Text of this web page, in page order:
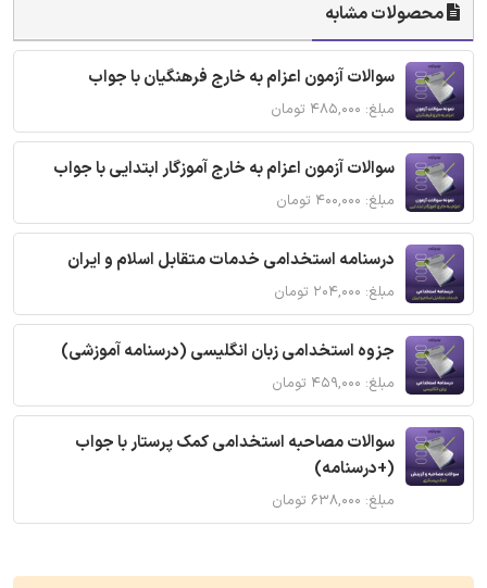
محصولات مشابه
سوالات آزمون اعزام به خارج فرهنگیان با جواب
مبلغ: ۴۸۵,۰۰۰ تومان
سوالات آزمون اعزام به خارج آموزگار ابتدایی با جواب
مبلغ: ۴۰۰,۰۰۰ تومان
درسنامه استخدامی خدمات متقابل اسلام و ایران
مبلغ: ۲۰۴,۰۰۰ تومان
جزوه استخدامی زبان انگلیسی (درسنامه آموزشی)
مبلغ: ۴۵۹,۰۰۰ تومان
سوالات مصاحبه استخدامی کمک پرستار با جواب
(+درسنامه)
مبلغ: ۶۳۸,۰۰۰ تومان